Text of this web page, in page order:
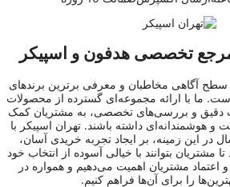
تخصصی هدفون و اسپیکر
سطح آگاهی مخاطبان و معرفی برترین برندهای
ما با ارائه مجموعه‌ای گسترده از محصولات
دقیق و بررسی‌های تخصصی، به مشتریان کمک
و هوشمندانه‌ای داشته باشند. تهران اسپیکر با
در این زمینه، بر ایجاد تجربه خریدی آسان،
مشتریان بتوانند با خیالی آسوده از انتخاب خود
اعتماد مشتریان اهمیت می‌دهیم و همواره در
را برای آن‌ها فراهم کنیم.